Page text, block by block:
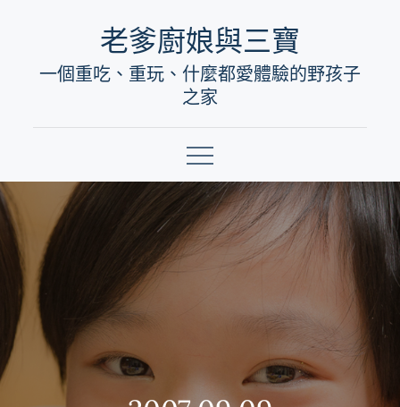
content
老爹廚娘與三寶
一個重吃、重玩、什麼都愛體驗的野孩子
之家